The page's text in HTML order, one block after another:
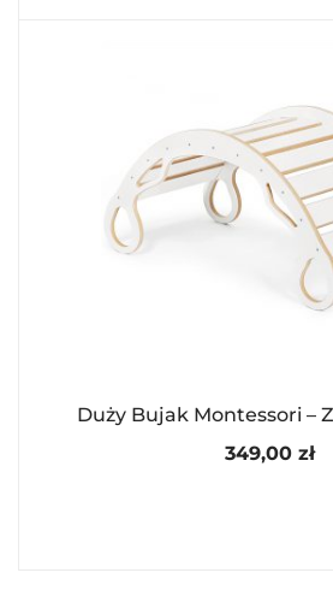
Duży Bujak Montessori –
349,00 zł